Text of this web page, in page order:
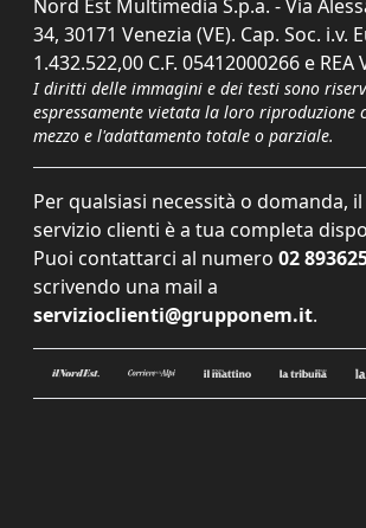
Nord Est Multimedia S.p.a. - Via
34, 30171 Venezia (VE). Cap. Soc. i.v.
1.432.522,00 C.F. 05412000266 e REA
I diritti delle immagini e dei testi sono
espressamente vietata la loro riproduzione
mezzo e l'adattamento totale o parziale.
Per qualsiasi necessità o domanda,
servizio clienti è a tua completa
Puoi contattarci al numero 02
scrivendo una mail a
servizioclienti@grupponem.it.